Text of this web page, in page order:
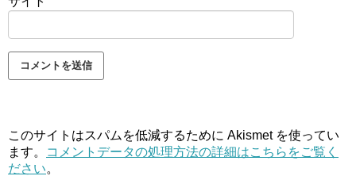
このサイトはスパムを低減するために Akismet を使ってい
ます。
コメントデータの処理方法の詳細はこちらをご覧く
ださい。